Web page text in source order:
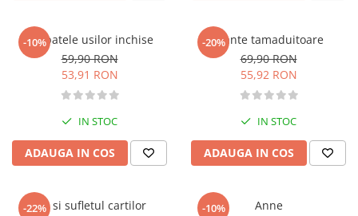
Invatamant primar
Invatarea limbilor straine
Povesti si povestiri
Carti in limba engleza
Carti pentru copii
Activitati si jocuri pentru copii
Benzi desenate
-10%
In spatele usilor inchise
59,90 RON
53,91 RON
IN STOC
ADAUGA IN COS
-20%Plante tamaduitoare
69,90 RON
55,92 RON
IN STOC
ADAUGA IN COS
-22%
Ale si sufletul cartilor
-10%
Anne